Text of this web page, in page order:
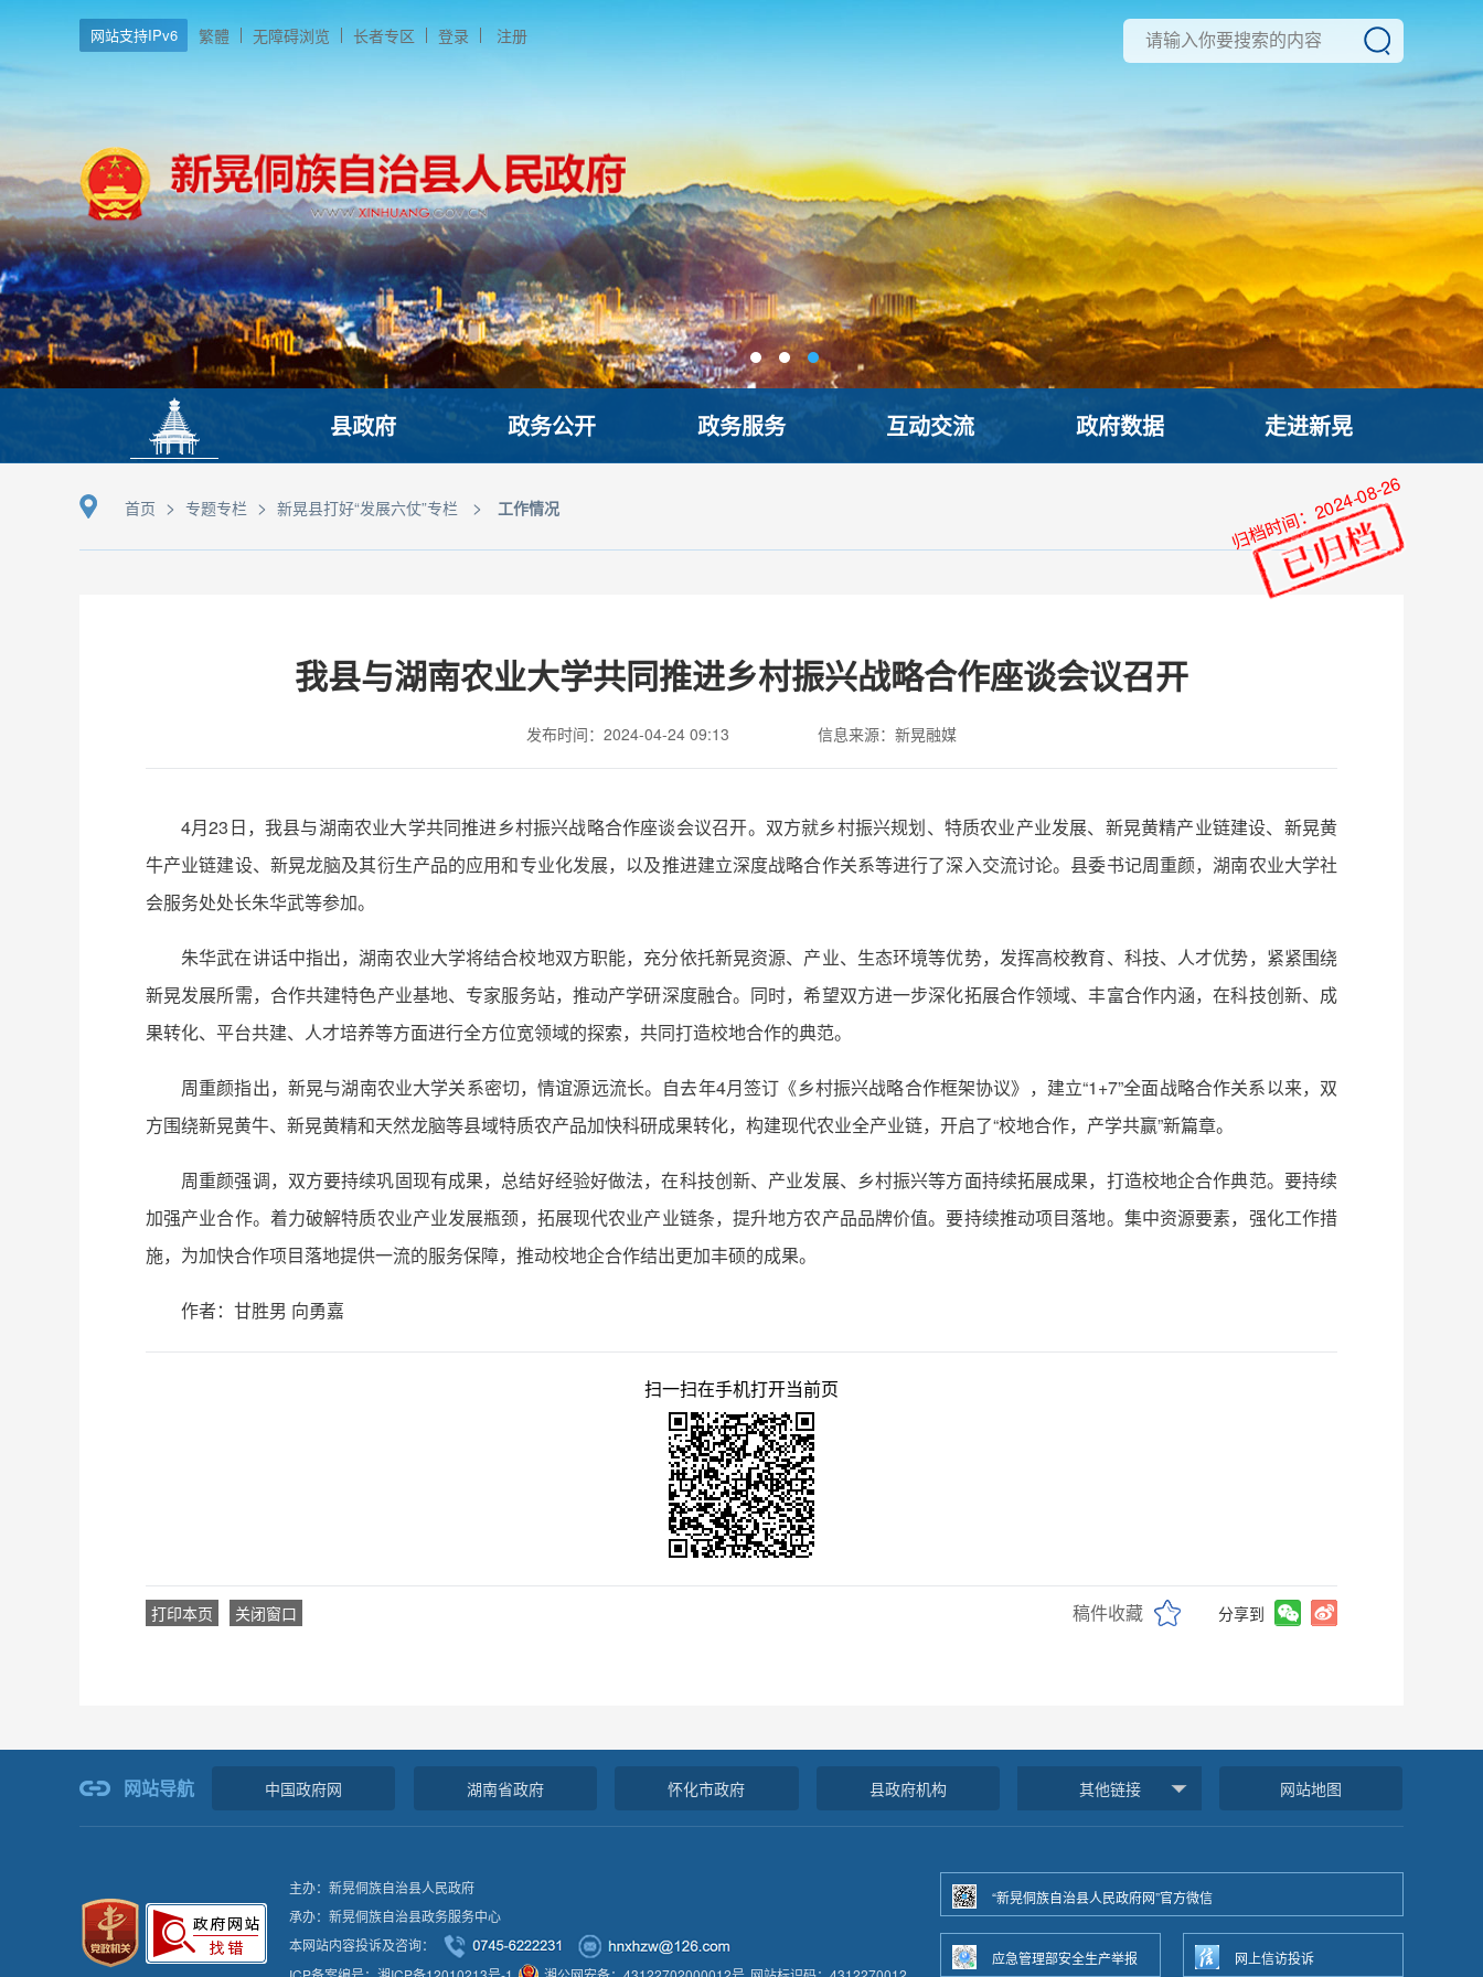
网站支持IPv6 繁體 无障碍浏览 长者专区 登录 注册
县政府 政务公开 政务服务 互动交流 政府数据 走进新晃
首页 > 专题专栏 > 新晃县打好“发展六仗”专栏 > 工作情况
我县与湖南农业大学共同推进乡村振兴战略合作座谈会议召开
发布时间：2024-04-24 09:13 信息来源：新晃融媒
4月23日，我县与湖南农业大学共同推进乡村振兴战略合作座谈会议召开。双方就乡村振兴规划、特质农业产业发展、新晃黄精产业链建设、新晃黄
牛产业链建设、新晃龙脑及其衍生产品的应用和专业化发展，以及推进建立深度战略合作关系等进行了深入交流讨论。县委书记周重颜，湖南农业大学社
会服务处处长朱华武等参加。
朱华武在讲话中指出，湖南农业大学将结合校地双方职能，充分依托新晃资源、产业、生态环境等优势，发挥高校教育、科技、人才优势，紧紧围绕
新晃发展所需，合作共建特色产业基地、专家服务站，推动产学研深度融合。同时，希望双方进一步深化拓展合作领域、丰富合作内涵，在科技创新、成
果转化、平台共建、人才培养等方面进行全方位宽领域的探索，共同打造校地合作的典范。
周重颜指出，新晃与湖南农业大学关系密切，情谊源远流长。自去年4月签订《乡村振兴战略合作框架协议》，建立“1+7”全面战略合作关系以来，双
方围绕新晃黄牛、新晃黄精和天然龙脑等县域特质农产品加快科研成果转化，构建现代农业全产业链，开启了“校地合作，产学共赢”新篇章。
周重颜强调，双方要持续巩固现有成果，总结好经验好做法，在科技创新、产业发展、乡村振兴等方面持续拓展成果，打造校地企合作典范。要持续
加强产业合作。着力破解特质农业产业发展瓶颈，拓展现代农业产业链条，提升地方农产品品牌价值。要持续推动项目落地。集中资源要素，强化工作措
施，为加快合作项目落地提供一流的服务保障，推动校地企合作结出更加丰硕的成果。
作者：甘胜男 向勇嘉
扫一扫在手机打开当前页
打印本页 关闭窗口 稿件收藏 分享到
网站导航 中国政府网 湖南省政府 怀化市政府 县政府机构 其他链接 网站地图
主办：新晃侗族自治县人民政府
承办：新晃侗族自治县政务服务中心
本网站内容投诉及咨询：
“新晃侗族自治县人民政府网”官方微信
应急管理部安全生产举报 网上信访投诉
归档时间：2024-08-26